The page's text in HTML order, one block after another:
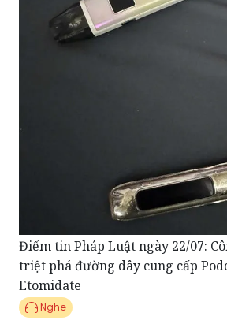
Điểm tin Pháp Luật ngày 22/07:
triệt phá đường dây cung cấp
Etomidate
Nghe